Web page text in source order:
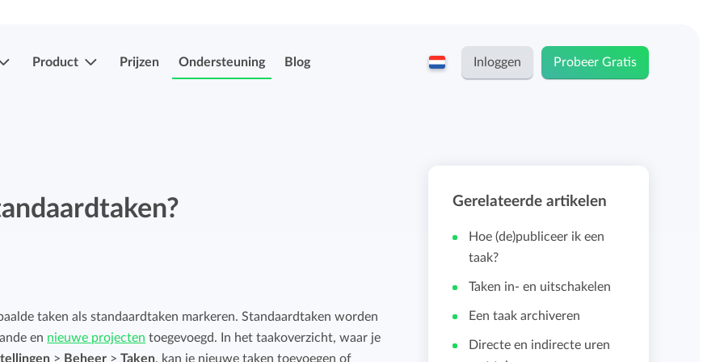
goedkeuren.
ZZP-ers en zelfstandigen
Stichtingen en non-profit
Product
Registraties indienen & goedkeuren
Eenvoudig ziekte en afwezigheid registreren.
Persoonlijk urendashboard
Salarisadministratie koppelingen
Prijzen Ondersteuning Blog Inloggen Probeer Gratis
taken als standaardtaken markeren. Standaardtaken worden
en nieuwe projecten toegevoegd. In het taakoverzicht, waar je
> Beheer >Taken, kan je nieuwe taken toevoegen of
Gerelateerde artikelen
Hoe (de)publiceer ik een
taak?
Taken in- en uitschakelen
Een taak archiveren
Directe en indirecte uren